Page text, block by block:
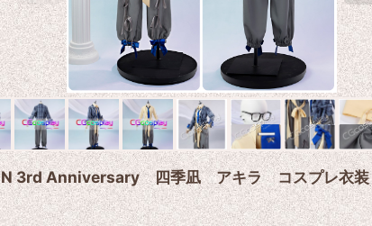
3rd Anniversary 四季凪 アキラ コスプレ衣装